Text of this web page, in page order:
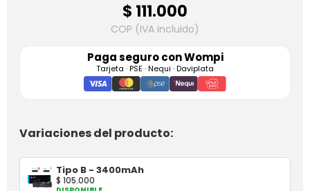
$ 111.000
COP (IVA incluido)
Paga seguro conWompi
Tarjeta · PSE · Nequi · Daviplata
Variaciones del producto:
Tipo B - 3400mAh
$ 105.000